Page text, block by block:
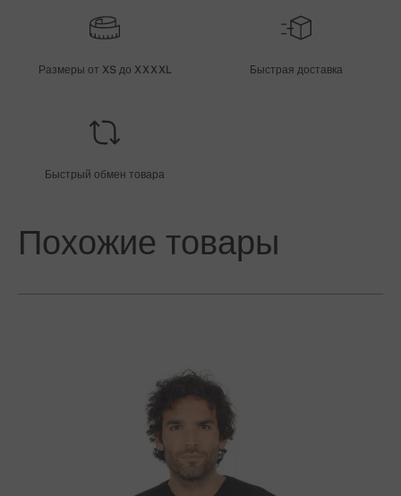
Размеры от XS до XXXXL Быстрая доставка
Быстрый обмен товара
Похожие товары